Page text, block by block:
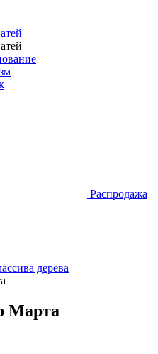
Распродажа
дерева
Марта